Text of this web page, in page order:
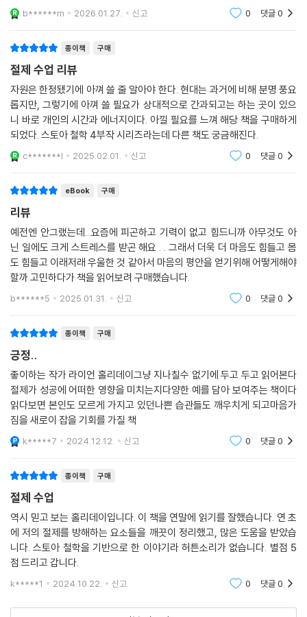
b******m 2026.01.27. 신고 0 댓글0
종이책 구매
절제 수업 리뷰
자원은 한정됐기에 아껴 쓸 줄 알아야 한다. 현대는 과거에 비해 분명 풍요
롭지만, 그렇기에 아껴 쓸 필요가 상대적으로 간과되고는 하는 곳이 있으
니 바로 개인의 시간과 에너지이다. 아낄 필요를 느껴 해당 책을 구매하게
되었다. 스토아 철학 4부작 시리즈라는데 다른 책도 궁금해진다.
c*******l 2025.02.01. 신고 0 댓글0
eBook 구매
리뷰
예전엔 안그랬는데...요즘에 피곤하고 기력이 없고 힘드니까 아무것도 아
닌 일에도 크게 스트레스를 받곤 해요 . . 그래서 더욱 더 마음도 힘들고 몸
도 힘들고 이래저래 우울한 것 같아서 마음의 평안을 얻기위해 어떻게해야
할까 고민하다가 책을 읽어보려 구매했습니다.
b******5 2025.01.31. 신고 0 댓글0
종이책 구매
긍정..
좋이하는 작가 라이언 홀리데이그냥 지나칠수 없기에 두고 두고 읽어본다
절제가 성공에 어떠한 영향을 미치는지다양한 예를 담아 보여주는 책이다
읽다보면 본인도 모르게 가지고 있던나쁜 습관들도 깨우치게 되고마음가
짐을 새로이 잡을 기회를 가질 책
k*****7 2024.12.12. 신고 0 댓글0
종이책 구매
절제 수업
역시 믿고 보는 홀리데이입니다. 이 책을 연말에 읽기를 잘했습니다. 연 초
에 저의 절제를 방해하는 요소들을 깨끗이 정리했고, 많은 도움을 받았습
니다. 스토아 철학을 기반으로 한 이야기라 허튼소리가 없습니다. 별점 5
점 드리고 갑니다.
k*****1 2024.10.22. 신고 0 댓글0